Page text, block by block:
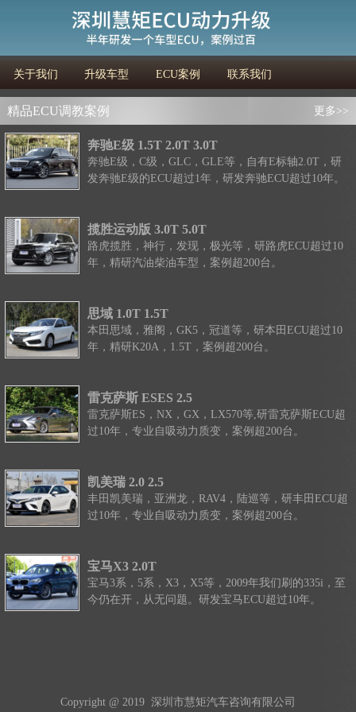
关于我们 升级车型 ECU案例 联系我们
精品ECU调教案例 更多>>
奔驰E级 1.5T 2.0T 3.0T
奔驰E级，C级，GLC，GLE等，自有E标轴2.0T，研
发奔驰E级的ECU超过1年，研发奔驰ECU超过10年。
揽胜运动版 3.0T 5.0T
路虎揽胜，神行，发现，极光等，研路虎ECU超过10
年，精研汽油柴油车型，案例超200台。
思域 1.0T 1.5T
本田思域，雅阁，GK5，冠道等，研本田ECU超过10
年，精研K20A，1.5T，案例超200台。
雷克萨斯 ESES 2.5
雷克萨斯ES，NX，GX，LX570等,研雷克萨斯ECU超
过10年，专业自吸动力质变，案例超200台。
凯美瑞 2.0 2.5
丰田凯美瑞，亚洲龙，RAV4，陆巡等，研丰田ECU超
过10年，专业自吸动力质变，案例超200台。
宝马X3 2.0T
宝马3系，5系，X3，X5等，2009年我们刷的335i，至
今仍在开，从无问题。研发宝马ECU超过10年。
Copyright @ 2019 深圳市慧矩汽车咨询有限公司